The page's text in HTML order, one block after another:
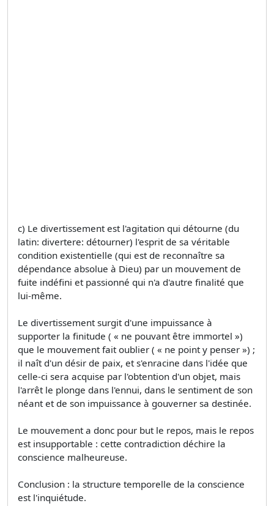
c) Le divertissement est l'agitation qui détourne (du
latin: divertere: détourner) l'esprit de sa véritable
condition existentielle (qui est de reconnaître sa
dépendance absolue à Dieu) par un mouvement de
fuite indéfini et passionné qui n'a d'autre finalité que
lui-même.
Le divertissement surgit d'une impuissance à
supporter la finitude ( « ne pouvant être immortel »)
que le mouvement fait oublier ( « ne point y penser ») ;
il naît d'un désir de paix, et s'enracine dans l'idée que
celle-ci sera acquise par l'obtention d'un objet, mais
l'arrêt le plonge dans l'ennui, dans le sentiment de son
néant et de son impuissance à gouverner sa destinée.
Le mouvement a donc pour but le repos, mais le repos
est insupportable : cette contradiction déchire la
conscience malheureuse.
Conclusion : la structure temporelle de la conscience
est l'inquiétude.